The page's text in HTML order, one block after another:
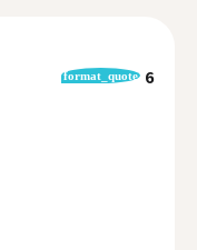
format_quote 6